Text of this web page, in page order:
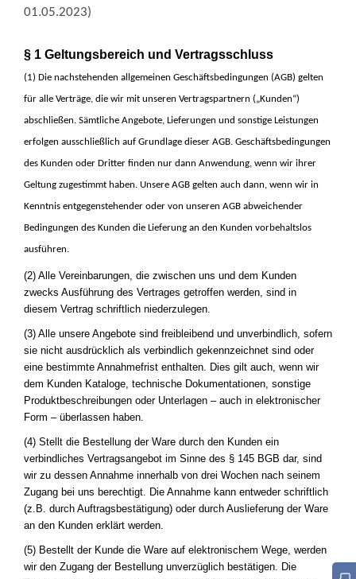
01.05.2023)
§ 1 Geltungsbereich und Vertragsschluss
(1) Die nachstehenden allgemeinen Geschäftsbedingungen (AGB) gelten
für alle Verträge, die wir mit unseren Vertragspartnern („Kunden“)
abschließen. Sämtliche Angebote, Lieferungen und sonstige Leistungen
erfolgen ausschließlich auf Grundlage dieser AGB. Geschäftsbedingungen
des Kunden oder Dritter finden nur dann Anwendung, wenn wir ihrer
Geltung zugestimmt haben. Unsere AGB gelten auch dann, wenn wir in
Kenntnis entgegenstehender oder von unseren AGB abweichender
Bedingungen des Kunden die Lieferung an den Kunden vorbehaltslos
ausführen.
(2) Alle Vereinbarungen, die zwischen uns und dem Kunden
zwecks Ausführung des Vertrages getroffen werden, sind in
diesem Vertrag schriftlich niederzulegen.
(3) Alle unsere Angebote sind freibleibend und unverbindlich, sofern
sie nicht ausdrücklich als verbindlich gekennzeichnet sind oder
eine bestimmte Annahmefrist enthalten. Dies gilt auch, wenn wir
dem Kunden Kataloge, technische Dokumentationen, sonstige
Produktbeschreibungen oder Unterlagen – auch in elektronischer
Form – überlassen haben.
(4) Stellt die Bestellung der Ware durch den Kunden ein
verbindliches Vertragsangebot im Sinne des § 145 BGB dar, sind
wir zu dessen Annahme innerhalb von drei Wochen nach seinem
Zugang bei uns berechtigt. Die Annahme kann entweder schriftlich
(z.B. durch Auftragsbestätigung) oder durch Auslieferung der Ware
an den Kunden erklärt werden.
(5) Bestellt der Kunde die Ware auf elektronischem Wege, werden
wir den Zugang der Bestellung unverzüglich bestätigen. Die